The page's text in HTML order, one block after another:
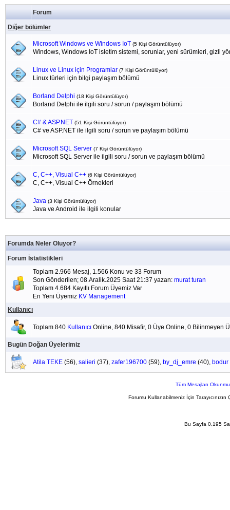
Forum
Diğer bölümler
Microsoft Windows ve Windows IoT (5 Kişi Görüntülüyor)
Windows, Windows IoT isletim sistemi, sorunlar, yeni sürümleri, gizli
Linux ve Linux için Programlar (7 Kişi Görüntülüyor)
Linux türleri için bilgi paylaşım bölümü
Borland Delphi (18 Kişi Görüntülüyor)
Borland Delphi ile ilgili soru / sorun / paylaşım bölümü
C# & ASP.NET (51 Kişi Görüntülüyor)
C# ve ASP.NET ile ilgili soru / sorun ve paylaşım bölümü
Microsoft SQL Server (7 Kişi Görüntülüyor)
Microsoft SQL Server ile ilgili soru / sorun ve paylaşım bölümü
C, C++, Visual C++ (6 Kişi Görüntülüyor)
C, C++, Visual C++ Örnekleri
Java (3 Kişi Görüntülüyor)
Java ve Android ile ilgili konular
Forumda Neler Oluyor?
Forum İstatistikleri
Toplam 2.966 Mesaj, 1.566 Konu ve 33 Forum
Son Gönderilen; 08.Aralik.2025 Saat 21:37 yazan: murat turan
Toplam 4.684 Kayıtlı Forum Üyemiz Var
En Yeni Üyemiz KV Management
Kullanıcı
Toplam 840 Kullanıcı Online, 840 Misafir, 0 Üye Online, 0 Bilinmeyen
Bugün Doğan Üyelerimiz
Atila TEKE (56), salieri (37), zafer196700 (59), by_dj_emre (40), bodur
Tüm Mesajları
Forumu Kullanabilmeniz İçin
Bu Sayfa 0,195